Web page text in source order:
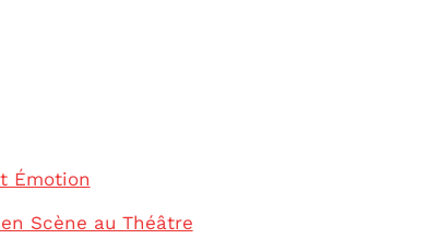
Émotion
Scène au Théâtre